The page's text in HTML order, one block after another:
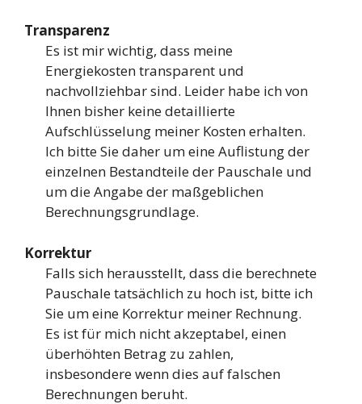
Transparenz
Es ist mir wichtig, dass meine
Energiekosten transparent und
nachvollziehbar sind. Leider habe ich von
Ihnen bisher keine detaillierte
Aufschlüsselung meiner Kosten erhalten.
Ich bitte Sie daher um eine Auflistung der
einzelnen Bestandteile der Pauschale und
um die Angabe der maßgeblichen
Berechnungsgrundlage.
Korrektur
Falls sich herausstellt, dass die berechnete
Pauschale tatsächlich zu hoch ist, bitte ich
Sie um eine Korrektur meiner Rechnung.
Es ist für mich nicht akzeptabel, einen
überhöhten Betrag zu zahlen,
insbesondere wenn dies auf falschen
Berechnungen beruht.